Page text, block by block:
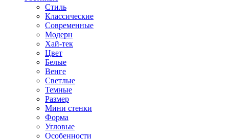
Стиль
Классические
Современные
Модерн
Хай-тек
Цвет
Белые
Венге
Светлые
Темные
Размер
Мини стенки
Форма
Угловые
Особенности